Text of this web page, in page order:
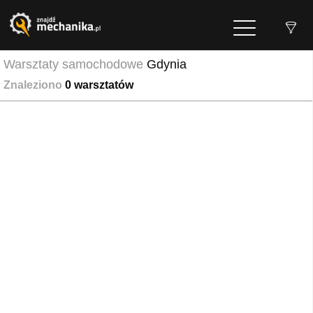
Warsztaty samochodowe Gdynia
Znaleziono 0 warsztatów